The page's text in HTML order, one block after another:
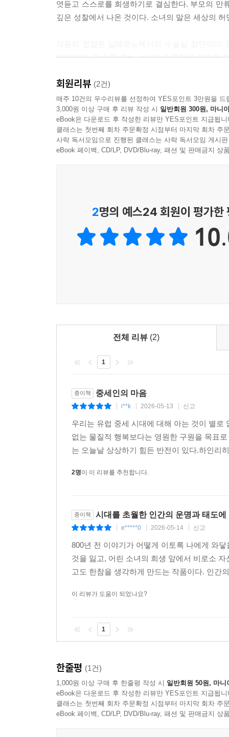
엿듣고 스스로를 희생하기로 결심한다. 부모의
깊은 성찰에서 나온 것이다. 소녀의 말은 세상의
하인리히. 그 순간 그는 소녀의 아름다운 모습과
옮긴이 김태성 교수(부산대학교 명예교수, 독어
통해 독자의 이해를 깊이 있게 뒷받침한다. 판본
단순한 소개를 넘어 학술적 가치를 지닌 텍스트로
하르트만 폰 아우에는 동시대 작가로부터 '수정
회원리뷰 (2건)
매주 10건의 우수리뷰를 선정하여 YES포인트 3만원을 드
3,000원 이상 구매 후 리뷰 작성 시 일반회원 300원, 마니
eBook은 다운로드 후 작성한 리뷰만 YES포인트 지급됩니
클래스는 첫번째 회차 주문확정 시점부터 마지막 회차 주
사락 독서모임으로 진행된 클래스는 사락 독서모임 게시
eBook 페이백, CD/LP, DVD/Blu-ray, 패션 및 판매금지 상
2명의 예스24 회원이 평가한
전체 리뷰 (2)
1
종이책 중세인의 마음
i**k 2026-05-13 신고
우리는 유럽 중세 시대에 대해 아는 것이 별
없는 물질적 행복보다는 영원한 구원을 목표
는 오늘날 상상하기 힘든 반전이 있다.하인리
2명이 이 리뷰를 추천합니다.
종이책 시대를 초월한 인간의 운명과 태도에
e*****0 2026-05-14 신고
800년 전 이야기가 어떻게 이토록 나에게 와
것을 잃고, 어린 소녀의 희생 앞에서 비로소
고도 한참을 생각하게 만드는 작품이다. 인간
이 리뷰가 도움이 되었나요?
1
한줄평 (1건)
1,000원 이상 구매 후 한줄평 작성 시 일반회원 50원, 마니
eBook은 다운로드 후 작성한 리뷰만 YES포인트 지급됩니
클래스는 첫번째 회차 주문확정 시점부터 마지막 회차 주
eBook 페이백, CD/LP, DVD/Blu-ray, 패션 및 판매금지 상